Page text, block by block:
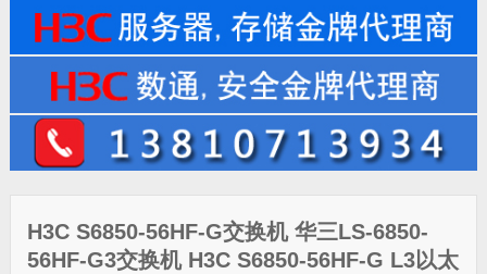
H3C S6850-56HF-G交换机 华三LS-6850-
56HF-G3交换机 H3C S6850-56HF-G L3以太